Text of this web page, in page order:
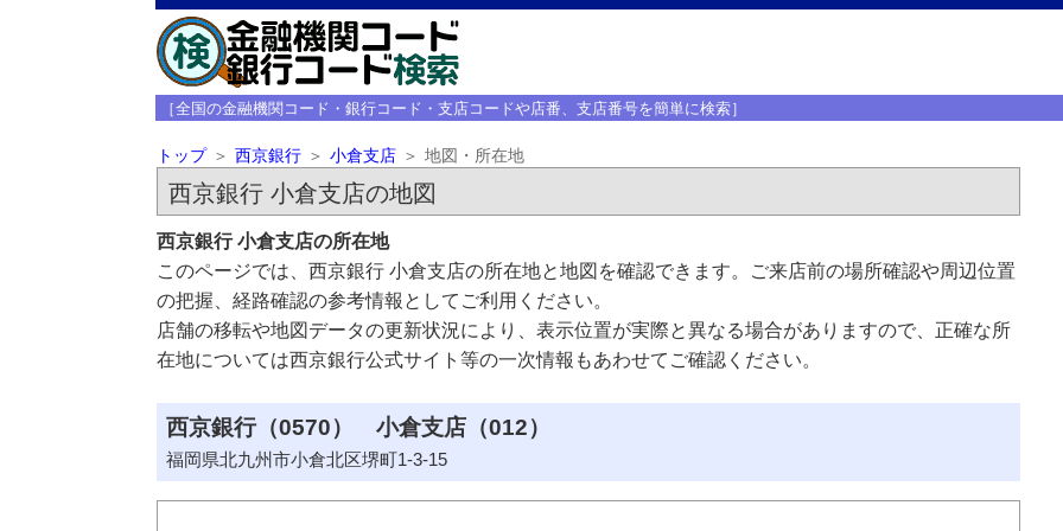
［全国の金融機関コード・銀行コード・支店コードや店番、支店番号を簡単に検索］
トップ 西京銀行 小倉支店 地図・所在地
西京銀行 小倉支店の地図
西京銀行 小倉支店の所在地
このページでは、西京銀行 小倉支店の所在地と地図を確認できます。ご来店前の場所確認や周辺位置
の把握、経路確認の参考情報としてご利用ください。
店舗の移転や地図データの更新状況により、表示位置が実際と異なる場合がありますので、正確な所
在地については西京銀行公式サイト等の一次情報もあわせてご確認ください。
西京銀行（0570） 小倉支店（012）
福岡県北九州市小倉北区堺町1-3-15